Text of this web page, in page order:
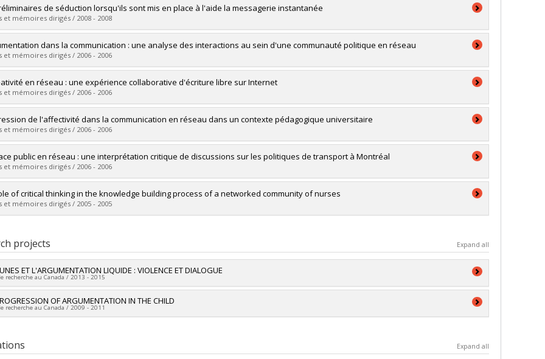
:Grabovschi, Cristina
Doctoral
:Ph. D.
le document dans Papyrus
de séduction lorsqu'ils sont mis en place à l'aide la messagerie instantanée
et mémoires dirigés / 2008 - 2008
:Peteytas, Marie-Estelle
Master's
:M. Sc.
le document dans Papyrus
dans la communication : une analyse des interactions au sein d'une communauté politique en réseau
et mémoires dirigés / 2006 - 2006
: Chaput, Mathieu
Master's
:M. Sc.
le document dans Papyrus
en réseau : une expérience collaborative d'écriture libre sur Internet
et mémoires dirigés / 2006 - 2006
:Boaca, Maura
Master's
:M. Sc.
le document dans Papyrus
de l'affectivité dans la communication en réseau dans un contexte pédagogique universitaire
et mémoires dirigés / 2006 - 2006
:Grabovschi, Cristina
Master's
:M. Sc.
le document dans Papyrus
public en réseau : une interprétation critique de discussions sur les politiques de transport à Montréal
et mémoires dirigés / 2006 - 2006
:Petit, Jonathan
Master's
:M. Sc.
of critical thinking in the knowledge building process of a networked community of nurses
et mémoires dirigés / 2005 - 2005
Master's
:M. Sc.
le document dans Papyrus
projects Expand all
ET L'ARGUMENTATION LIQUIDE : VIOLENCE ET DIALOGUE
recherche au Canada / 2013 - 2015
:Milton Campos
sources: CRSH/Conseil de recherches en sciences humaines du Canada
OF ARGUMENTATION IN THE CHILD
recherche au Canada / 2009 - 2011
Expand all